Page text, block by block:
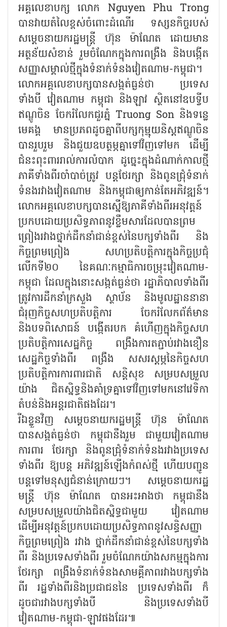
អគ្គលេខាបក្ស លោក Nguyen Phu Trong
បានវាយតំលៃខ្ពស់ចំពោះដំណើរ ទស្សនកិច្ចរបស់
សម្ដេចនាយករដ្ឋមន្ត្រី ហ៊ុន ម៉ាណែត ដោយមាន
អត្ថន័យសំខាន់ រួមចំណែកក្នុងការពង្រឹង និងបង្កើត
សញ្ញាសម្គាល់ថ្មីក្នុងទំនាក់ទំនងវៀតណាម-កម្ពុជា។
លោកអគ្គលេខាបក្សបានសង្កត់ធ្ងន់ថា ប្រទេស
ទាំងបី វៀតណាម កម្ពុជា និងឡាវ ស្ថិតនៅឧបទ្វីប
ឥណ្ឌូចិន ចែករំលែកជួរភ្នំ Truong Son និងទន្លេ
មេគង្គ មានប្រភពដូចគ្នាពីបក្សកុម្មុយនិស្តឥណ្ឌូចិន
បានរួបរួម និងជួយឧបត្ថម្ភគ្នាទៅវិញទៅមក ដើម្បី
ជំនះពុះពាររាល់ការលំបាក ដូច្នេះក្នុងដំណាក់កាលថ្មី
ភាគីទាំងពីរចាំបាច់ត្រូវ បន្តថែរក្សា និងពូនជ្រុំទំនាក់
ទំនងរវាងវៀតណាម និងកម្ពុជាឲ្យកាន់តែអភិវឌ្ឍន៍។
លោកអគ្គលេខាបក្សបានស្នើឱ្យភាគីទាំងពីរអនុវត្តន៍
ប្រកបដោយប្រសិទ្ធភាពនូវខ្លឹមសារដែលបានព្រម
ព្រៀងរវាងថ្នាក់ដឹកនាំជាន់ខ្ពស់នៃបក្សទាំងពីរ និង
កិច្ចព្រមព្រៀង សហប្រតិបត្តិការក្នុងកិច្ចប្រជុំ
លើកទី២០ នៃគណៈកម្មាធិការចម្រុះវៀតណាម-
កម្ពុជា ដែលក្នុងនោះសង្កត់ធ្ងន់ថា រដ្ឋាភិបាលទាំងពីរ
ត្រូវការដឹកនាំក្រសួង ស្ថាប័ន និងមូលដ្ឋាននានា
ជំរុញកិច្ចសហប្រតិបត្តិការ ចែករំលែកព័ត៌មាន
និងបទពិសោធន៍ បង្កើតរបក គំហើញក្នុងកិច្ចសហ
ប្រតិបត្តិការសេដ្ឋកិច្ច ពង្រឹងការតភ្ជាប់រវាងខឿន
សេដ្ឋកិច្ចទាំងពីរ ពង្រឹង សសរស្តម្ភនៃកិច្ចសហ
ប្រតិបត្តិការការពារជាតិ សន្តិសុខ សម្របសម្រួល
យ៉ាង ជិតស្និទ្ធនិងគាំទ្រគ្នាទៅវិញទៅមកនៅវេទិកា
តំបន់និងអន្តរជាតិផងដែរ។
រីឯខ្លួនវិញ សម្ដេចនាយករដ្ឋមន្ត្រី ហ៊ុន ម៉ាណែត
បានសង្កត់ធ្ងន់ថា កម្ពុជានឹងរួម ជាមួយវៀតណាម
ការពារ ថែរក្សា និងពូនជ្រុំទំនាក់ទំនងរវាងប្រទេស
ទាំងពីរ ឱ្យបន្ត អភិវឌ្ឍន៍ឡើងកំពស់ថ្មី ហើយបញ្ជូន
បន្តទៅមនុស្សជំនាន់ក្រោយៗ។ សម្ដេចនាយករដ្ឋ
មន្ត្រី ហ៊ុន ម៉ាណែត បានអះអាងថា កម្ពុជានឹង
សម្របសម្រួលយ៉ាងជិតស្និទ្ធជាមួយ វៀតណាម
ដើម្បីអនុវត្តន៍ប្រកបដោយប្រសិទ្ធភាពនូវសន្ធិសញ្ញា
កិច្ចព្រមព្រៀង រវាង ថ្នាក់ដឹកនាំជាន់ខ្ពស់នៃបក្សទាំង
ពីរ និងប្រទេសទាំងពីរ រួមចំណែកយ៉ាងសកម្មក្នុងការ
ថែរក្សា ពង្រឹងទំនាក់ទំនងសាមគ្គីភាពរវាងបក្សទាំង
ពីរ រដ្ឋទាំងពីរនិងប្រជាជននៃ ប្រទេសទាំងពីរ ក៏
ដូចជារវាងបក្សទាំងបី និងប្រទេសទាំងបី
វៀតណាម-កម្ពុជា-ឡាវផងដែរ៕